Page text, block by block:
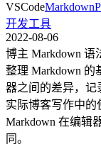
VSCodeMarkdown
开发工具
2022-08-06
博主 Markdown 语
整理 Markdown 的
器之间的差异，记
实际博客写作中
Markdown 在编辑
同。